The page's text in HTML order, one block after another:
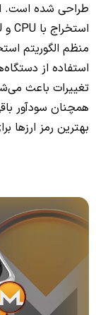
طراحی شده است.
منظم الگوریتم
همچنان سودآور
بهترین رمز ارزها